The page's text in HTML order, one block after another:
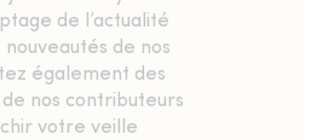
de l’actualité
de nos
également des
nos contributeurs
votre veille